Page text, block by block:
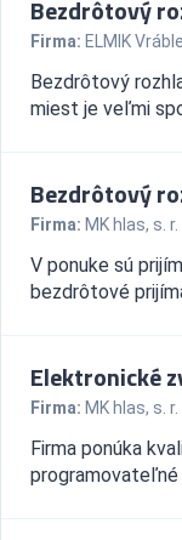
Bezdrôtový
Firma: ELMIK
Bezdrôtový
miest je veľmi
Bezdrôtový
Firma: MK hlas, s. r.
V ponuke sú
bezdrôtové
Elektronické
Firma: MK hlas, s. r.
Firma ponúka